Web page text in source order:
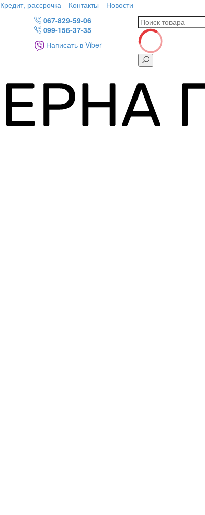
Кредит, рассрочка Контакты Новости
067-829-59-06
099-156-37-35
Написать в Viber